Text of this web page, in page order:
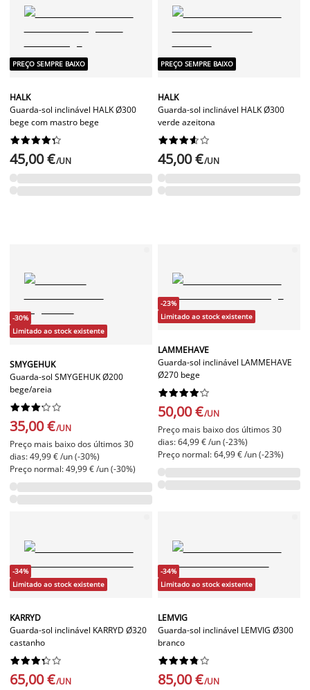
PREÇO SEMPRE BAIXO
HALK
Guarda-sol inclinável HALK Ø300
bege com mastro bege






45,00 €/UN
PREÇO SEMPRE BAIXO
HALK
Guarda-sol inclinável HALK Ø300
verde azeitona






45,00 €/UN
-30%
Limitado ao stock existente
SMYGEHUK
Guarda-sol SMYGEHUK Ø200
bege/areia






35,00 €/UN
Preço mais baixo dos últimos 30
dias: 49,99 € /un (-30%)
Preço normal: 49,99 € /un (-30%)
-23%
Limitado ao stock existente
LAMMEHAVE
Guarda-sol inclinável LAMMEHAVE
Ø270 bege






50,00 €/UN
Preço mais baixo dos últimos 30
dias: 64,99 € /un (-23%)
Preço normal: 64,99 € /un (-23%)
-34%
Limitado ao stock existente
KARRYD
Guarda-sol inclinável KARRYD Ø320
castanho






65,00 €/UN
-34%
Limitado ao stock existente
LEMVIG
Guarda-sol inclinável LEMVIG Ø300
branco






85,00 €/UN